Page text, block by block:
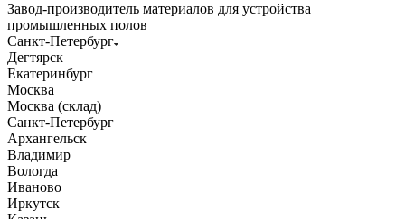
Завод-производитель материалов для устройства
промышленных полов
Санкт-Петербург
Дегтярск
Екатеринбург
Москва
Москва (склад)
Санкт-Петербург
Архангельск
Владимир
Вологда
Иваново
Иркутск